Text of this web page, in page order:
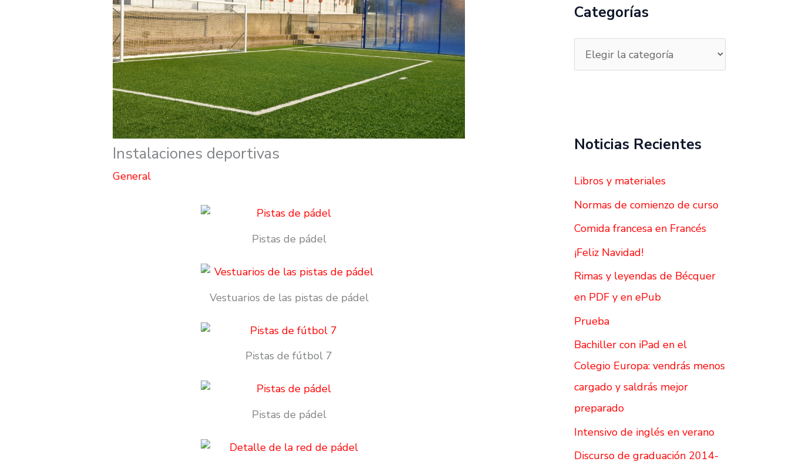
Instalaciones deportivas
General
Pistas de pádel
Vestuarios de las pistas de pádel
Pistas de fútbol 7
Pistas de pádel
a
o
Categorías
Noticias Recientes
Libros y materiales
Normas de comienzo de curso
Comida francesa en Francés
¡Feliz Navidad!
Rimas y leyendas de Bécquer
en PDF y en ePub
Prueba
Bachiller con iPad en el
Colegio Europa: vendrás menos
cargado y saldrás mejor
preparado
Intensivo de inglés en verano
Discurso de graduación 2014-